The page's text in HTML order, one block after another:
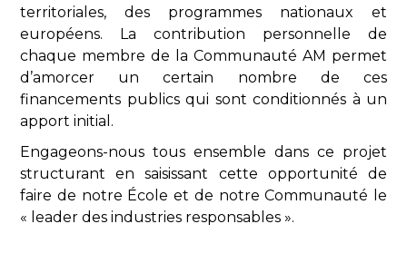
territoriales, des programmes nationaux et
européens. La contribution personnelle de
chaque membre de la Communauté AM permet
d’amorcer un certain nombre de ces
financements publics qui sont conditionnés à un
apport initial.
Engageons-nous tous ensemble dans ce projet
structurant en saisissant cette opportunité de
faire de notre École et de notre Communauté le
« leader des industries responsables ».